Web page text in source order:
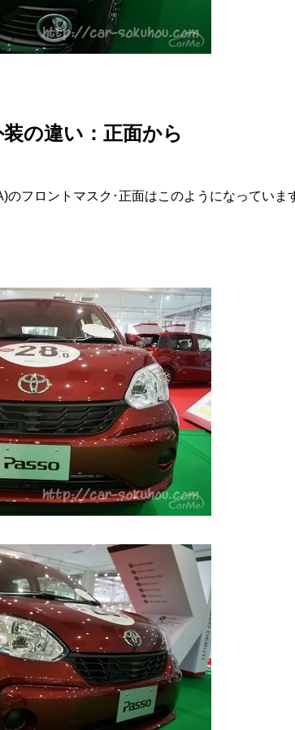
の違い：正面から
フロントマスク･正面はこのようになっていま